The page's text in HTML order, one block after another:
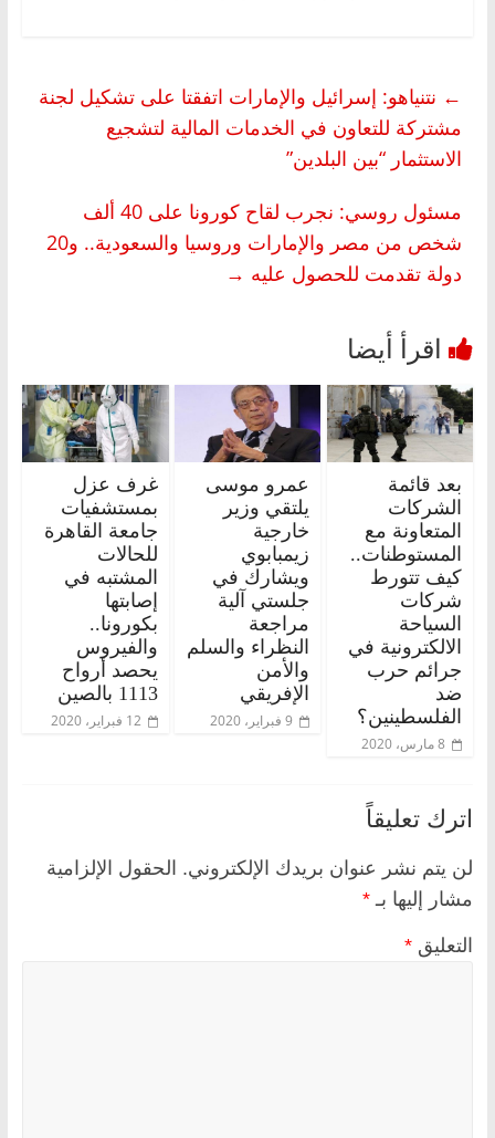
← نتنياهو: إسرائيل والإمارات اتفقتا على تشكيل لجنة
مشتركة للتعاون في الخدمات المالية لتشجيع
الاستثمار “بين البلدين”
مسئول روسي: نجرب لقاح كورونا على 40 ألف
شخص من مصر والإمارات وروسيا والسعودية.. و20
دولة تقدمت للحصول عليه →
بعد قائمة
الشركات
المتعاونة مع
المستوطنات..
كيف تتورط
شركات
السياحة
الالكترونية في
جرائم حرب
ضد
الفلسطينين؟
8 مارس، 2020
عمرو موسى
يلتقي وزير
خارجية
زيمبابوي
ويشارك في
جلستي آلية
مراجعة
النظراء والسلم
والأمن
الإفريقي
9 فبراير، 2020
غرف عزل
بمستشفيات
جامعة القاهرة
للحالات
المشتبه في
إصابتها
بكورونا..
والفيروس
يحصد أرواح
1113 بالصين
12 فبراير، 2020
اترك تعليقاً
لن يتم نشر عنوان بريدك الإلكتروني. الحقول الإلزامية
مشار إليها بـ *
التعليق *